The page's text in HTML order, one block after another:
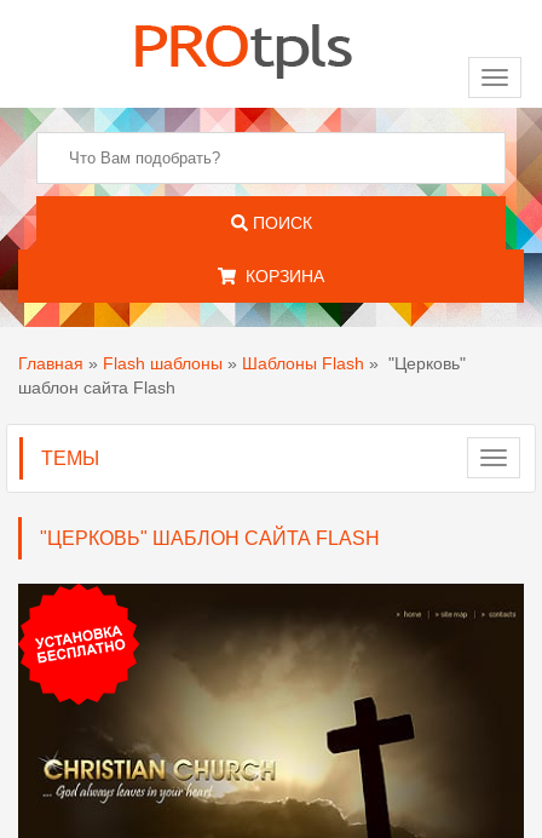
ПОИСК
КОРЗИНА
Главная » Flash шаблоны » Шаблоны Flash » "Церковь"
шаблон сайта Flash
ТЕМЫ
"ЦЕРКОВЬ" ШАБЛОН САЙТА FLASH